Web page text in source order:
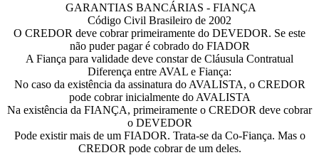
GARANTIAS BANCÁRIAS - FIANÇA
Código Civil Brasileiro de 2002
O CREDOR deve cobrar primeiramente do DEVEDOR. Se este
não puder pagar é cobrado do FIADOR
A Fiança para validade deve constar de Cláusula Contratual
Diferença entre AVAL e Fiança:
No caso da existência da assinatura do AVALISTA, o CREDOR
pode cobrar inicialmente do AVALISTA
Na existência da FIANÇA, primeiramente o CREDOR deve cobrar
o DEVEDOR
Pode existir mais de um FIADOR. Trata-se da Co-Fiança. Mas o
CREDOR pode cobrar de um deles.